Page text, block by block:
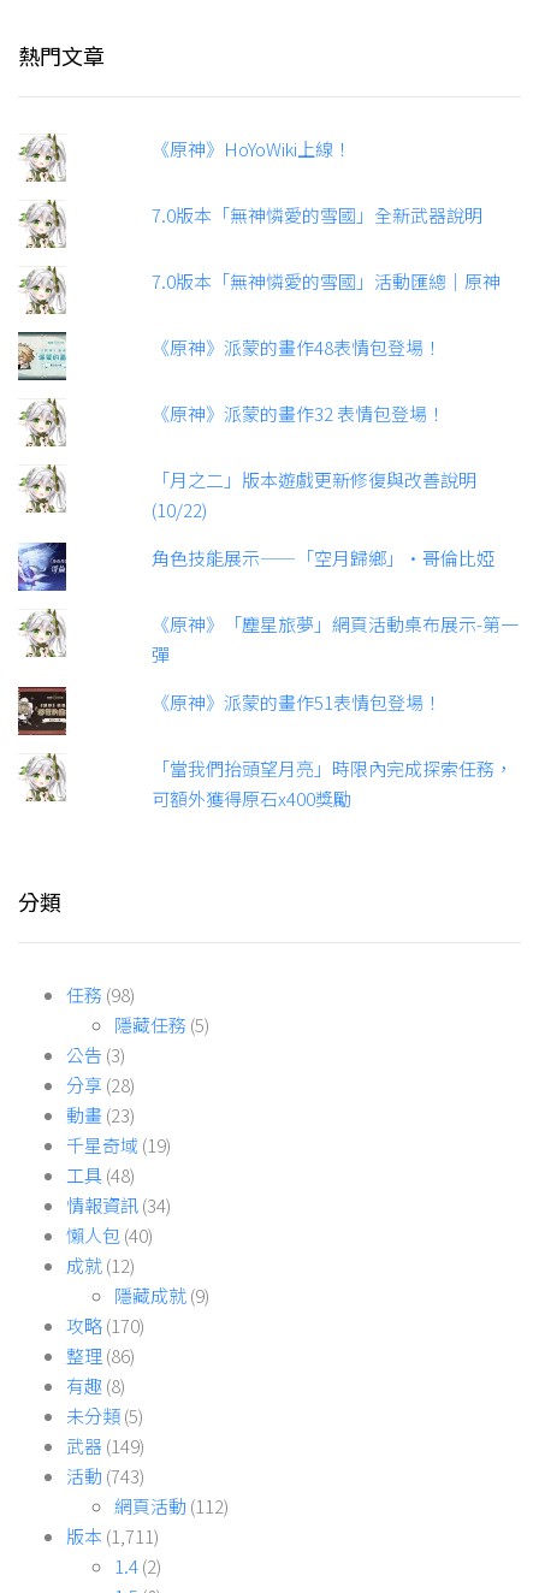
熱門文章
《原神》HoYoWiki上線！
7.0版本「無神憐愛的雪國」全新武器說明
7.0版本「無神憐愛的雪國」活動匯總｜原神
《原神》派蒙的畫作48表情包登場！
《原神》派蒙的畫作32 表情包登場！
「月之二」版本遊戲更新修復與改善說明
(10/22)
角色技能展示——「空月歸鄉」·哥倫比婭
《原神》「塵星旅夢」網頁活動桌布展示-第一
彈
《原神》派蒙的畫作51表情包登場！
「當我們抬頭望月亮」時限內完成探索任務，
可額外獲得原石x400獎勵
分類
任務 (98)
隱藏任務 (5)
公告 (3)
分享(28)
動畫(23)
千星奇域 (19)
工具(48)
情報資訊(34)
懶人包(40)
成就(12)
隱藏成就(9)
攻略(170)
整理(86)
有趣(8)
未分類(5)
武器(149)
活動 (743)
網頁活動 (112)
版本 (1,711)
1.4(2)